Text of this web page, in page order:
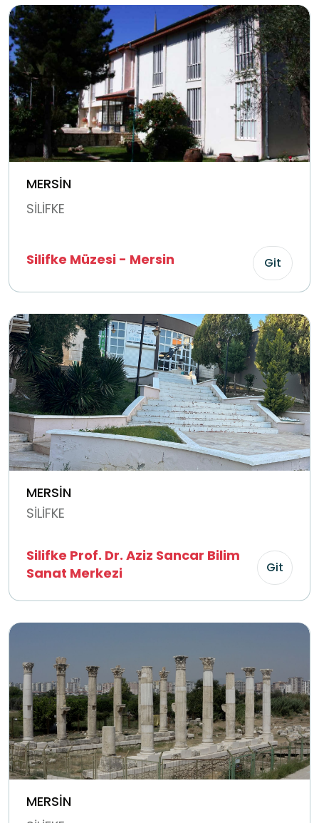
MERSİN
SİLİFKE
Silifke Müzesi - Mersin Git
MERSİN
SİLİFKE
Silifke Prof. Dr. Aziz Sancar Bilim
Sanat Merkezi
Git
MERSİN